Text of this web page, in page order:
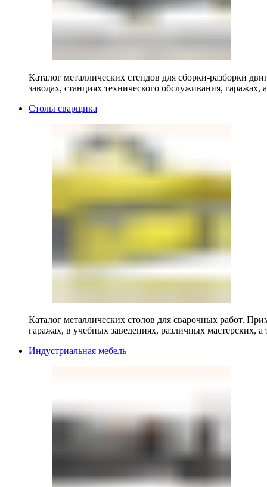
Каталог металлических стендов для сборки-разборки
заводах, станциях технического обслуживания, гаражах,
Столы сварщика
Каталог металлических столов для сварочных работ.
гаражах, в учебных заведениях, различных мастерских, а
Индустриальная мебель